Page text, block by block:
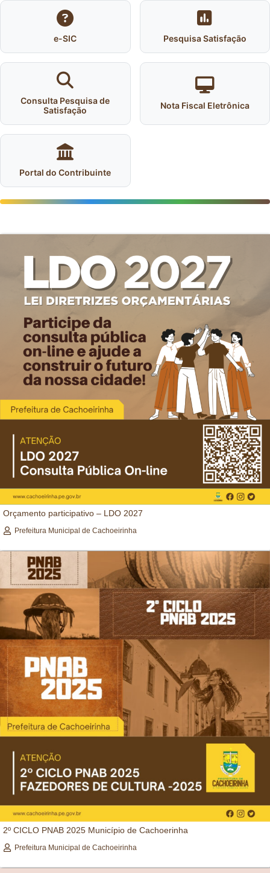
e-SIC Pesquisa Satisfação
Consulta Pesquisa de
Satisfação
Nota Fiscal Eletrônica
Portal do Contribuinte
Orçamento participativo – LDO 2027
Prefeitura Municipal de Cachoeirinha
2º CICLO PNAB 2025 Município de Cachoerinha
Prefeitura Municipal de Cachoeirinha